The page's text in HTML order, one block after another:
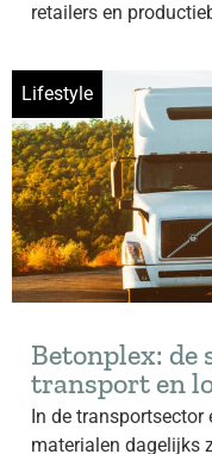
retailers en
Lifestyle
Betonplex: de
transport en
In de transportsector
materialen dagelijks